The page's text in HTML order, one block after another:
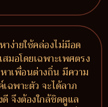
ง่ายใช้คล่องไม่มีอด
มอโดยเฉพาะเพศตรง
าเพื่อนต่างถิ่น มีความ
ฉพาะตัว จะได้ลาภ
จึงต้องใกล้ชิดดูแล